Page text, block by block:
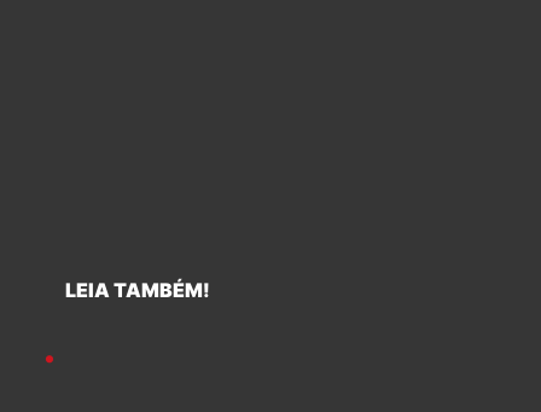
LEIA TAMBÉM!